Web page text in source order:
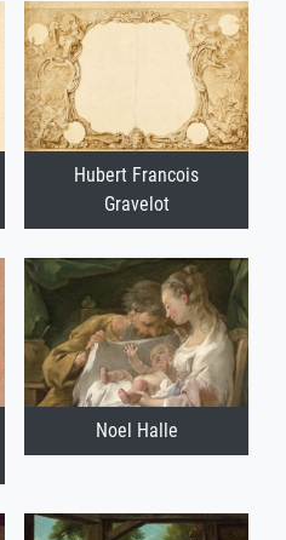
Hubert Francois
Gravelot
Noel Halle